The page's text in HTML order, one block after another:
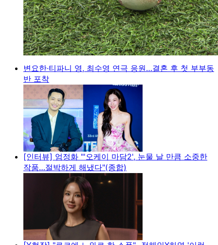
변요한·티파니 영, 최수영 연극 응원…결혼 후 첫 부부동
반 포착
[인터뷰] 엄정화 "'오케이 마담2', 눈물 날 만큼 소중한
작품…절박하게 해냈다"(종합)